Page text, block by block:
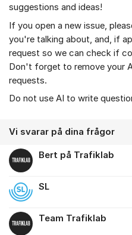
suggestions and ideas!
If you open a new issue,
you're talking about, and, if
request so we can check if
Don't forget to remove your
requests.
Do not use AI to write
Vi svarar på dina frågor
Bert på Trafiklab
SL
Team Trafiklab